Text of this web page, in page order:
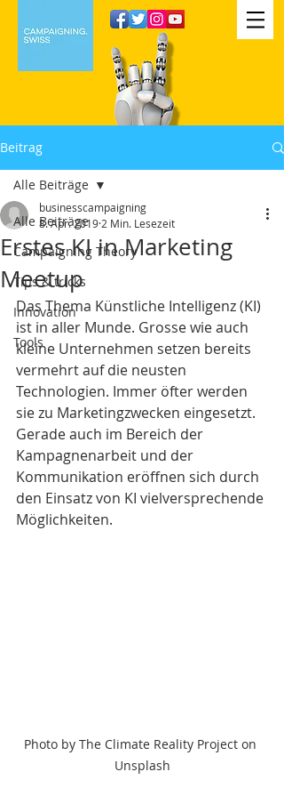
Beitrag
Alle Beiträge
Campaigning Theory
Tips & tricks
Innovation
Tools
Alle Beiträge
Erstes KI in Marketing
Meetup
businesscampaigning
8. Apr. 2019 2 Min. Lesezeit
Das Thema Künstliche Intelligenz (KI)
ist in aller Munde. Grosse wie auch
kleine Unternehmen setzen bereits
vermehrt auf die neusten
Technologien. Immer öfter werden
sie zu Marketingzwecken eingesetzt.
Gerade auch im Bereich der
Kampagnenarbeit und der
Kommunikation eröffnen sich durch
den Einsatz von KI vielversprechende
Möglichkeiten.
Photo by The Climate Reality Project on
Unsplash